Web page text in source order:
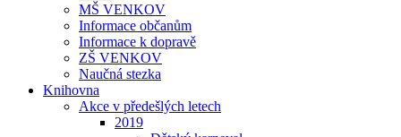
MŠ VENKOV
Informace občanům
Informace k dopravě
ZŠ VENKOV
Naučná stezka
Knihovna
Akce v předešlých letech
2019